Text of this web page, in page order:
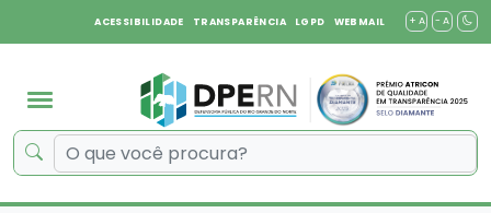
ACESSIBILIDADE TRANSPARÊNCIA LGPD WEBMAIL + A - A